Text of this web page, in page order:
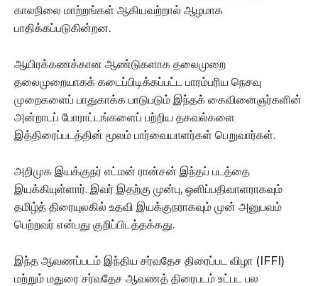
காலநிலை மாற்றங்கள் ஆகியவற்றால் ஆழமாக
பாதிக்கப்படுகின்றன.
ஆயிரக்கணக்கான ஆண்டுகளாக தலைமுறை
தலைமுறையாகக் கடைப்பிடிக்கப்பட்ட பாரம்பரிய நெசவு
முறைகளைப் பாதுகாக்க பாடுபடும் இந்தக் கைவினைஞர்களின்
அன்றாடப் போராட்டங்களைப் பற்றிய தகவல்களை
இத்திரைப்படத்தின் மூலம் பார்வையாளர்கள் பெறுவார்கள்.
அறிமுக இயக்குநர் எட்மன் ரான்சன் இந்தப் படத்தை
இயக்கியுள்ளார். இவர் இதற்கு முன்பு, ஒளிப்பதிவாளராகவும்
தமிழ்த் திரையுலகில் உதவி இயக்குநராகவும் முன் அனுபவம்
பெற்றவர் என்பது குறிப்பிடத்தக்கது.
இந்த ஆவணப்படம் இந்திய சர்வதேச திரைப்பட விழா (IFFI)
மற்றும் மதுரை சர்வதேச ஆவணத் திரைபடம் உட்பட பல